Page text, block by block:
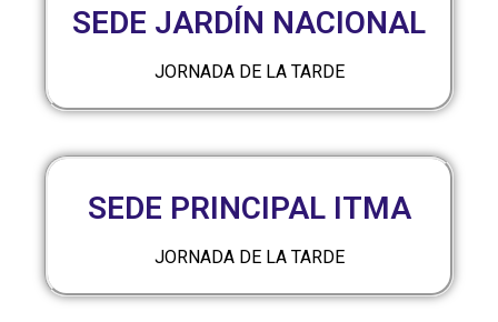
SEDE JARDÍN NACIONAL
JORNADA DE LA TARDE
SEDE PRINCIPAL ITMA
JORNADA DE LA TARDE